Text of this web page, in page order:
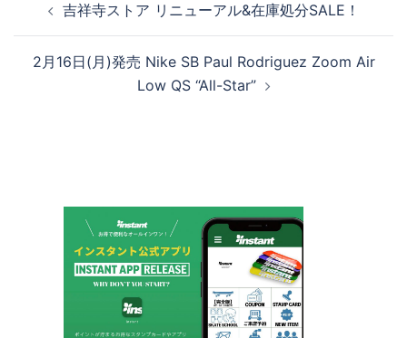
ビ
吉祥寺ストア リニューアル&在庫処分SALE！
2月16日(月)発売 Nike SB Paul Rodriguez Zoom Air
Low QS “All-Star”